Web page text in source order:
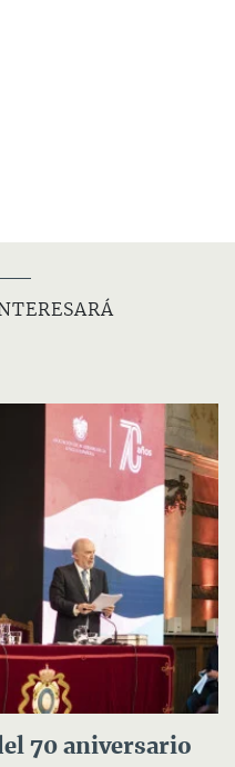
70 aniversario